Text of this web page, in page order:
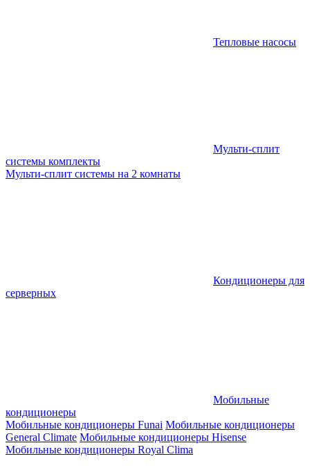
Тепловые насосы
Мульти-сплит
системы комплекты
Мульти-сплит системы на 2 комнаты
Кондиционеры для
серверных
Мобильные
кондиционеры
Мобильные кондиционеры Funai Мобильные кондиционеры
General Climate Мобильные кондиционеры Hisense
Мобильные кондиционеры Royal Clima